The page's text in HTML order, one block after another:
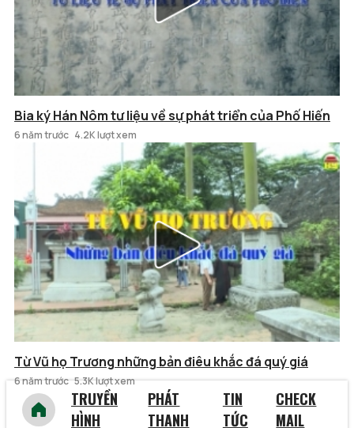
Bia ký Hán Nôm tư liệu về sự phát triển của Phố Hiến
6 năm trước 4.2K lượt xem
Từ Vũ họ Trương những bản điêu khắc đá quý giá
6 năm trước 5.3K lượt xem
TRUYỀN
HÌNH
PHÁT
THANH
TIN
TỨC
CHECK
MAIL